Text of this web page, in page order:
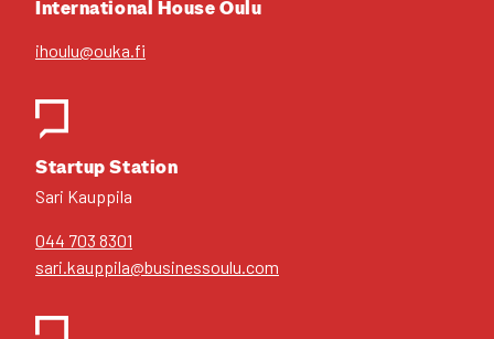
Inter­na­tio­nal House Oulu
ihoulu@ouka.fi
Star­tup Sta­tion
Sari Kaup­pi­la
044 703 8301
sari.kauppila@businessoulu.com